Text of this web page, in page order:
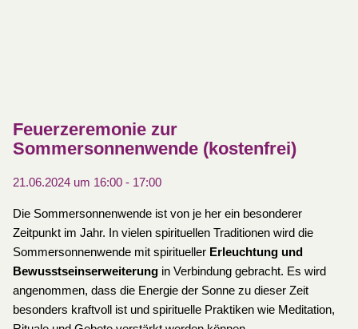
Feuerzeremonie zur
Sommersonnenwende (kostenfrei)
21.06.2024 um 16:00- 17:00
Die Sommersonnenwende ist von je her ein besonderer
Zeitpunkt im Jahr. In vielen spirituellen Traditionen wird die
Sommersonnenwende mit spiritueller Erleuchtung und
Bewusstseinserweiterung in Verbindung gebracht. Es wird
angenommen, dass die Energie der Sonne zu dieser Zeit
besonders kraftvoll ist und spirituelle Praktiken wie Meditation,